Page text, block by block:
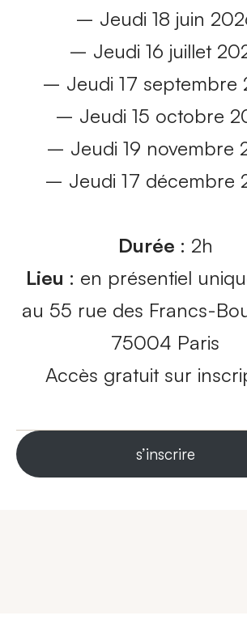
– Jeudi 18 juin
– Jeudi 16 juillet
– Jeudi 17 septembre
– Jeudi 15 octobre
– Jeudi 19 novembre
– Jeudi 17 décembre
Durée : 2h
Lieu : en présentiel
au 55 rue des Francs-
75004 Paris
Accès gratuit sur
s’inscrire